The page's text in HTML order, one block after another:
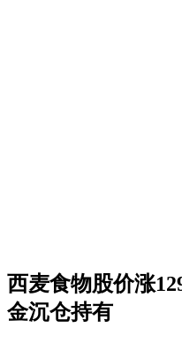
西麦食物股价涨
金沉仓持有